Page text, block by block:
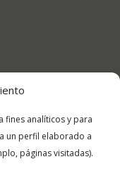
fines analíticos y para
un perfil elaborado a
páginas visitadas).